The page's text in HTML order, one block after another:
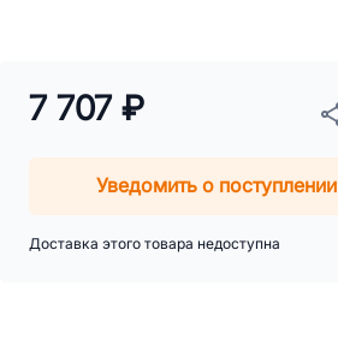
7 707 ₽
Уведомить о поступлении
Доставка этого товара недоступна